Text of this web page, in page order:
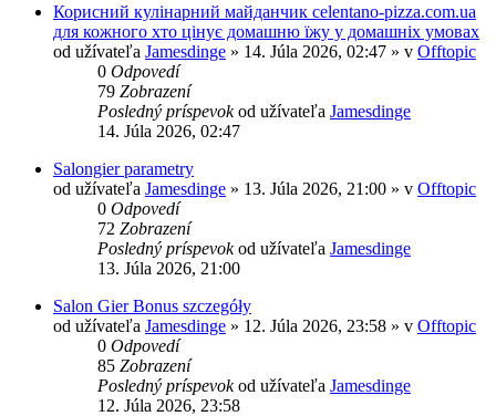
Корисний кулінарний майданчик celentano-pizza.com.ua
для кожного хто цінує домашню їжу у домашніх умовах
od užívateľa Jamesdinge » 14. Júla 2026, 02:47 » v Offtopic
0 Odpovedí
79 Zobrazení
Posledný príspevokod užívateľa Jamesdinge
14. Júla 2026, 02:47
Salongier parametry
od užívateľa Jamesdinge » 13. Júla 2026, 21:00 » v Offtopic
0 Odpovedí
72 Zobrazení
Posledný príspevokod užívateľa Jamesdinge
13. Júla 2026, 21:00
Salon Gier Bonus szczegóły
od užívateľa Jamesdinge » 12. Júla 2026, 23:58 » v Offtopic
0 Odpovedí
85 Zobrazení
Posledný príspevokod užívateľa Jamesdinge
12. Júla 2026, 23:58